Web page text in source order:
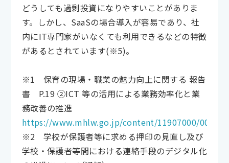
どうしても過剰投資になりやすいことがありま
す。しかし、SaaSの場合導入が容易であり、社
内にIT専門家がいなくても利用できるなどの特徴
があるとされています(※5)。
※1 保育の現場・職業の魅力向上に関する 報告
書 P.19 ②ICT 等の活用による業務効率化と業
務改善の推進
https://www.mhlw.go.jp/content/11907000/
※2 学校が保護者等に求める押印の見直し及び
学校・保護者等間における連絡手段のデジタル化